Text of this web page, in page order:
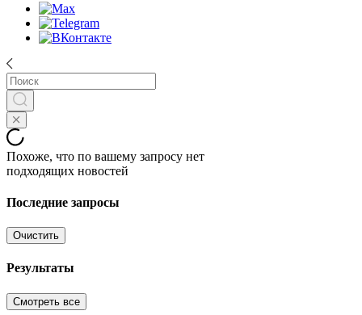
Похоже, что по вашему запросу нет
подходящих новостей
Последние запросы
Очистить
Результаты
Смотреть все